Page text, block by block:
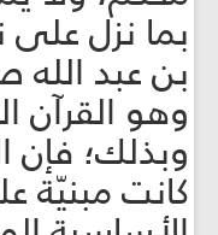
بما نزل
بن عبد الله
وهو القرآن
وبذلك؛ فإن
كانت مبنيّة